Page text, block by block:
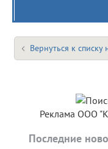
Вернуться к списку
Реклама ООО
Последние